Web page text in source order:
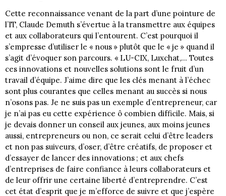
Cette reconnaissance venant de la part d’une pointure de
l’IT, Claude Demuth s’évertue à la transmettre aux équipes
et aux collaborateurs qui l’entourent. C’est pourquoi il
s’empresse d’utiliser le « nous » plutôt que le « je » quand il
s’agit d’évoquer son parcours. « LU-CIX, Luxchat,… Toutes
ces innovations et nouvelles solutions sont le fruit d’un
travail d’équipe. J’aime dire que les clés menant à l’échec
sont plus courantes que celles menant au succès si nous
n’osons pas. Je ne suis pas un exemple d’entrepreneur, car
je n’ai pas eu cette expérience ô combien difficile. Mais, si
je devais donner un conseil aux jeunes, aux moins jeunes
aussi, entrepreneurs ou non, ce serait celui d’être leaders
et non pas suiveurs, d’oser, d’être créatifs, de proposer et
d’essayer de lancer des innovations ; et aux chefs
d’entreprises de faire confiance à leurs collaborateurs et
de leur offrir une certaine liberté d’entreprendre. C’est
cet état d’esprit que je m’efforce de suivre et que j’espère